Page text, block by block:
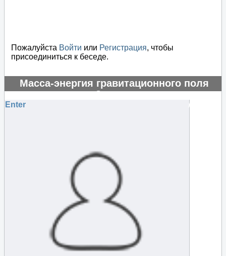
Пожалуйста Войти или Регистрация, чтобы
присоединиться к беседе.
Масса-энергия гравитационного поля
отрицательная?
#130858
Enter